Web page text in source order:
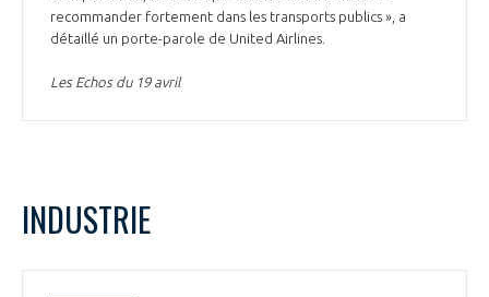
recommander fortement dans les transports publics », a
détaillé un porte-parole de United Airlines.
Les Echos du 19 avril
INDUSTRIE